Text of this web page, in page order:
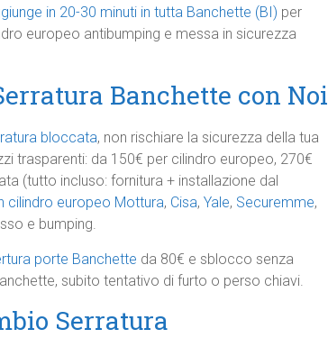
in 20-30 minuti in tutta Banchette (BI) per
europeo antibumping e messa in sicurezza
Banchette con Noi
bloccata, non rischiare la sicurezza della tua
trasparenti: da 150€ per cilindro europeo, 270€
(tutto incluso: fornitura + installazione dal
cilindro europeo Mottura, Cisa, Yale, Securemme,
e bumping.
porte Banchette da 80€ e sblocco senza
subito tentativo di furto o perso chiavi.
Serratura